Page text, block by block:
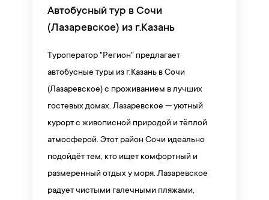
Автобусный тур в Сочи
(Лазаревское) из г.Казань
Туроператор "Регион" предлагает
автобусные туры из г.Казань в Сочи
(Лазаревское) с проживанием в лучших
гостевых домах. Лазаревское — уютный
курорт с живописной природой и тёплой
атмосферой. Этот район Сочи идеально
подойдёт тем, кто ищет комфортный и
размеренный отдых у моря. Лазаревское
радует чистыми галечными пляжами,